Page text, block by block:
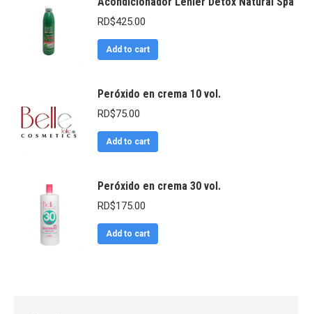
RD$425.00
Add to cart
Peróxido en crema 10 vol.
RD$75.00
Add to cart
Peróxido en crema 30 vol.
RD$175.00
Add to cart